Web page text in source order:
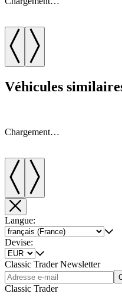
Véhicules
Chargement…
Langue:
Devise:
Classic Trader Newsletter
Classic Trader